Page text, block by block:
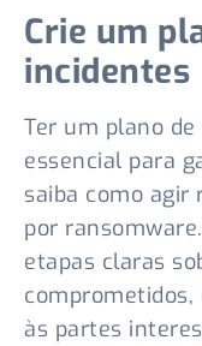
Crie um
incidentes
Ter um plano
essencial para
saiba como agir
por
etapas claras
às partes